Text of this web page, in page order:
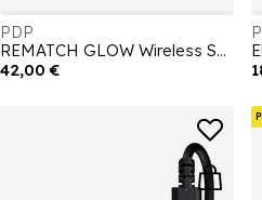
PDP
REMATCH GLOW Wireless Switch Controller: Mario
42,00 €